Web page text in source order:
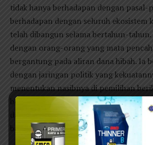
tidak hanya berhadapan dengan pasal-
berhadapan dengan seluruh ekosistem
telah dibangun selama bertahun-
dengan orang-orang yang mata
bergantung pada aliran dana hibah. Ia
dengan jaringan politik yang
menentukan nasibnya di pemilihan
berhadapan dengan sistem yang telah
dalam sehingga mencabutnya bisa
bangunan.